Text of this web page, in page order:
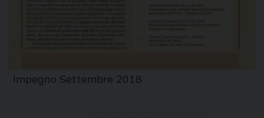
Impegno Settembre 2018